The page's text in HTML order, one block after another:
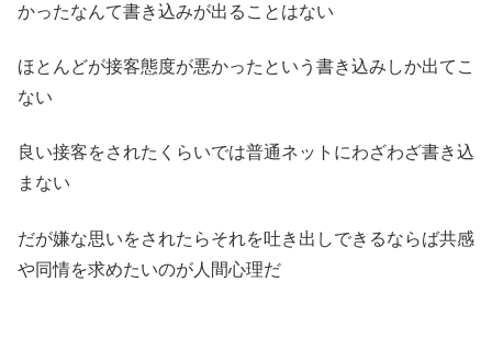
かったなんて書き込みが出ることはない
ほとんどが接客態度が悪かったという書き込みしか出てこ
ない
良い接客をされたくらいでは普通ネットにわざわざ書き込
まない
だが嫌な思いをされたらそれを吐き出しできるならば共感
や同情を求めたいのが人間心理だ